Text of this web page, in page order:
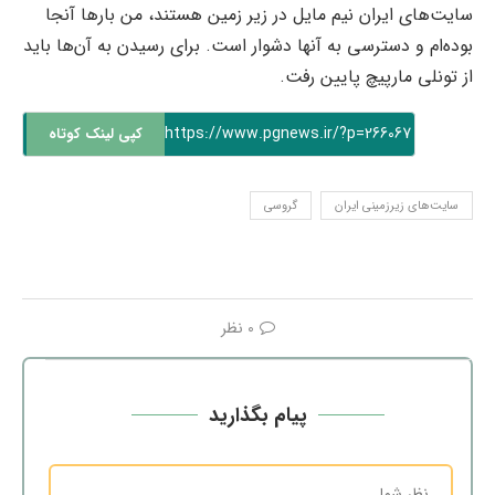
سایت‌های ایران نیم مایل در زیر زمین هستند، من بارها آنجا
بوده‌ام و دسترسی به آنها دشوار است. برای رسیدن به آن‌ها باید
از تونلی مارپیچ پایین رفت.
https://www.pgnews.ir/?p=266067 کپی لینک کوتاه
سایت‌های زیرزمینی ایران گروسی
0 نظر
پیام بگذارید